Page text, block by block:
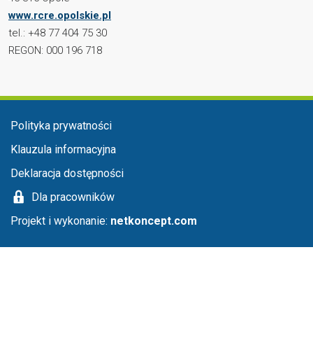
www.rcre.opolskie.pl
tel.: +48 77 404 75 30
REGON: 000 196 718
Menu stopka
Polityka prywatności
Klauzula informacyjna
Deklaracja dostępności
Dla pracowników
Projekt i wykonanie: netkoncept.com